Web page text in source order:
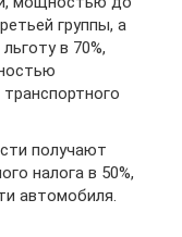
группы, а
в 70%,
получают
налога в 50%,
автомобиля.